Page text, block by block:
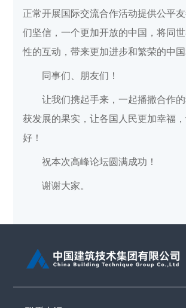
正常开展国际交流合作活动提供公平
们坚信，一个更加开放的中国，将同
性的互动，带来更加进步和繁荣的中国
同事们、朋友们！
让我们携起手来，一起播撒合作
获发展的果实，让各国人民更加幸福
好！
祝本次高峰论坛圆满成功！
谢谢大家。